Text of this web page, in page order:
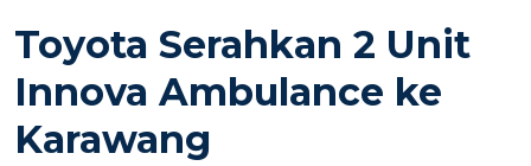
T
D
Toyota Serahkan 2 Unit
Innova Ambulance ke
Karawang